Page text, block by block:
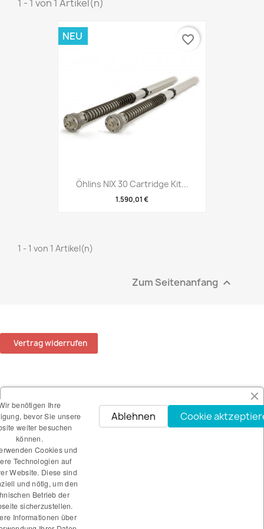
1 - 1 von 1 Artikel(n)
Öhlins NIX 30 Cartridge Kit...
1.590,01 €
NEU favorite_border
1 - 1 von 1 Artikel(n)
Zum Seitenanfang 
Vertrag widerrufen
UNTERNEHMEN 
IHR KONTO
SHOP-EINSTELLUNGEN
INFORMATIONEN
benötigen Ihre
bevor Sie unsere
weiter besuchen
können.
Cookies und
Technologien auf
Website. Diese sind
und nötig, um den
Betrieb der
sicherzustellen.
Informationen über
Cookie
Ablehnen